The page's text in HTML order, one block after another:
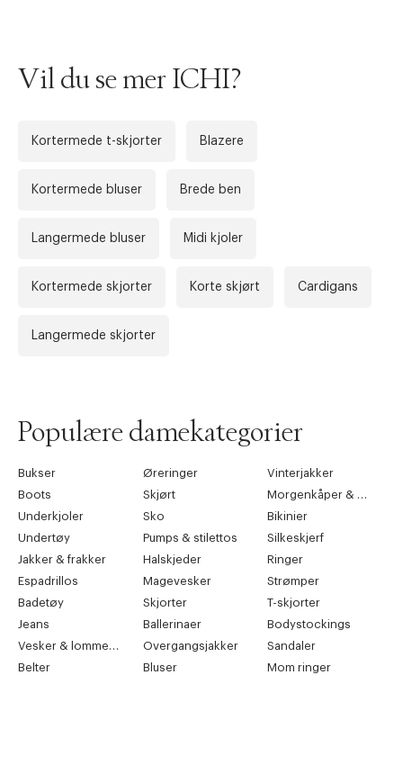
Vil du se mer ICHI?
Kortermede t-skjorter Blazere
Kortermede bluser Brede ben
Langermede bluser Midi kjoler
Kortermede skjorter Korte skjørt Cardigans
Langermede skjorter
Populære damekategorier
Bukser Øreringer
Vinterjakker
Boots
Skjørt
Morgenkåper & kimonoer
Underkjoler
Sko
Bikinier
Undertøy
Pumps & stilettos
Silkeskjerf
Jakker & frakker
Halskjeder
Ringer
Espadrillos
Magevesker
Strømper
Badetøy
Skjorter
T-skjorter
Jeans
Ballerinaer
Bodystockings
Vesker & lommebøker
Overgangsjakker
Sandaler
Belter
Bluser Mom ringer